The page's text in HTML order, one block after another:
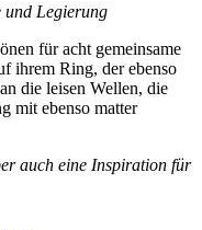
und Legierung
für acht gemeinsame
ihrem Ring, der ebenso
die leisen Wellen, die
mit ebenso matter
auch eine Inspiration für